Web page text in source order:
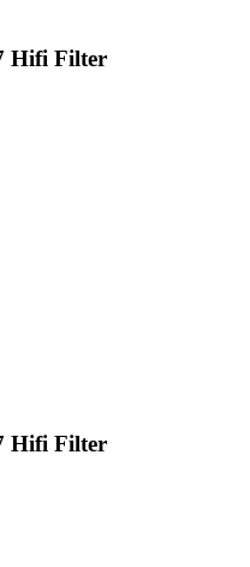
Hifi Filter
Hifi Filter